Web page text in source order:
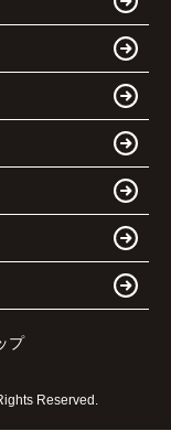
プ
Reserved.